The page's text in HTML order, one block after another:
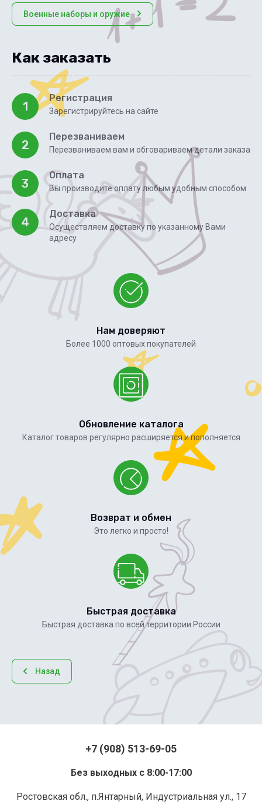
Военные наборы и оружие
Как заказать
1
Регистрация
Зарегистрируйтесь на сайте
2
Перезваниваем
Перезваниваем вам и обговариваем детали заказа
3
Оплата
Вы производите оплату любым удобным способом
4
Доставка
Осуществляем доставку по указанному Вами
адресу
Нам доверяют
Более 1000 оптовых покупателей
Обновление каталога
Каталог товаров регулярно расширяется и пополняется
Возврат и обмен
Это легко и просто!
Быстрая доставка
Быстрая доставка по всей территории России
Назад
+7 (908) 513-69-05
Без выходных с 8:00-17:00
Ростовская обл., п.Янтарный, Индустриальная ул., 17